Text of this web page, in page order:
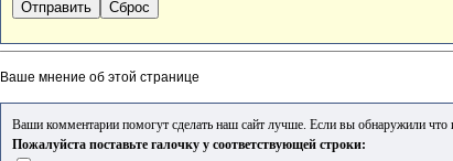
Ваше мнение об этой странице
Ваши комментарии помогут сделать наш сайт лучше. Если вы обнаружили
Пожалуйста поставьте галочку у соответствующей строки: